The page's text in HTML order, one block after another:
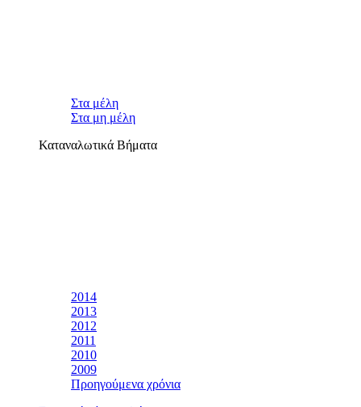
Στα μέλη
Στα μη μέλη
Καταναλωτικά Βήματα
2014
2013
2012
2011
2010
2009
Προηγούμενα χρόνια